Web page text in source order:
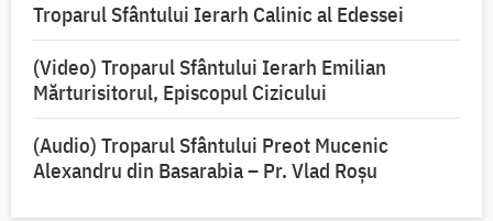
Troparul Sfântului Ierarh Calinic al Edessei
(Video) Troparul Sfântului Ierarh Emilian
Mărturisitorul, Episcopul Cizicului
(Audio) Troparul Sfântului Preot Mucenic
Alexandru din Basarabia – Pr. Vlad Roșu